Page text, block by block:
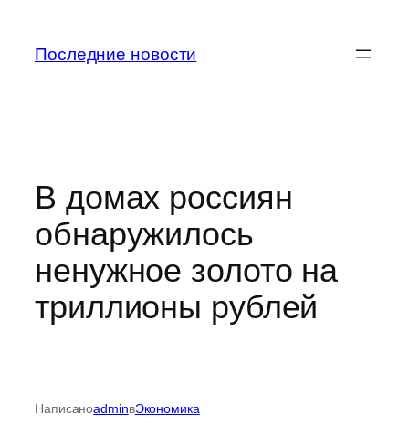
содержимому
Последние новости
В домах россиян
обнаружилось
ненужное золото на
триллионы рублей
НаписаноadminвЭкономика